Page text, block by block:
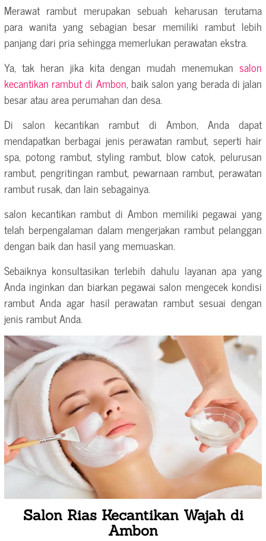
Merawat rambut merupakan sebuah keharusan terutama
para wanita yang sebagian besar memiliki rambut lebih
panjang dari pria sehingga memerlukan perawatan ekstra.
Ya, tak heran jika kita dengan mudah menemukan salon
kecantikan rambut di Ambon, baik salon yang berada di jalan
besar atau area perumahan dan desa.
Di salon kecantikan rambut di Ambon, Anda dapat
mendapatkan berbagai jenis perawatan rambut, seperti hair
spa, potong rambut, styling rambut, blow catok, pelurusan
rambut, pengritingan rambut, pewarnaan rambut, perawatan
rambut rusak, dan lain sebagainya.
salon kecantikan rambut di Ambon memiliki pegawai yang
telah berpengalaman dalam mengerjakan rambut pelanggan
dengan baik dan hasil yang memuaskan.
Sebaiknya konsultasikan terlebih dahulu layanan apa yang
Anda inginkan dan biarkan pegawai salon mengecek kondisi
rambut Anda agar hasil perawatan rambut sesuai dengan
jenis rambut Anda.
Salon Rias Kecantikan Wajah di
Ambon